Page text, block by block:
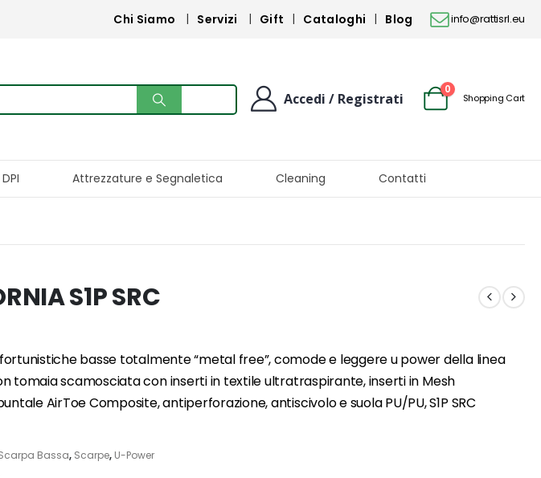
Chi Siamo Servizi Gift Cataloghi Blog info@rattisrl.eu
Accedi / Registrati
0
Shopping Cart
DPI Attrezzature e Segnaletica Cleaning Contatti
S1P SRC
basse totalmente “metal free”, comode e leggere u power della linea
tomaia scamosciata con inserti in textile ultratraspirante, inserti in Mesh
AirToe Composite, antiperforazione, antiscivolo e suola PU/PU, S1P SRC
Bassa, Scarpe, U-Power